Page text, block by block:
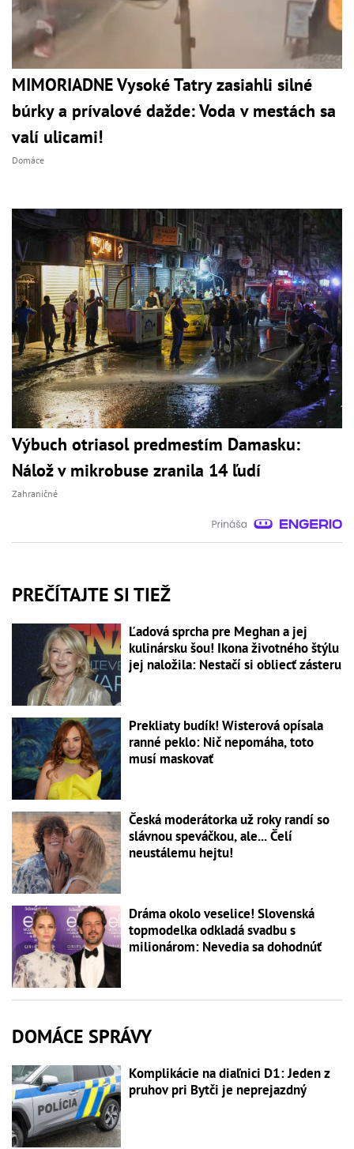
MIMORIADNE Vysoké Tatry zasiahli silné
búrky a prívalové dažde: Voda v mestách sa
valí ulicami!
Domáce
Výbuch otriasol predmestím Damasku:
Nálož v mikrobuse zranila 14 ľudí
Zahraničné
PREČÍTAJTE SI TIEŽ
Ľadová sprcha pre Meghan a jej
kulinársku šou! Ikona životného štýlu
jej naložila: Nestačí si obliecť zásteru
Prekliaty budík! Wisterová opísala
ranné peklo: Nič nepomáha, toto
musí maskovať
Česká moderátorka už roky randí so
slávnou speváčkou, ale... Čelí
neustálemu hejtu!
Dráma okolo veselice! Slovenská
topmodelka odkladá svadbu s
milionárom: Nevedia sa dohodnúť
DOMÁCE SPRÁVY
Komplikácie na diaľnici D1: Jeden z
pruhov pri Bytči je neprejazdný